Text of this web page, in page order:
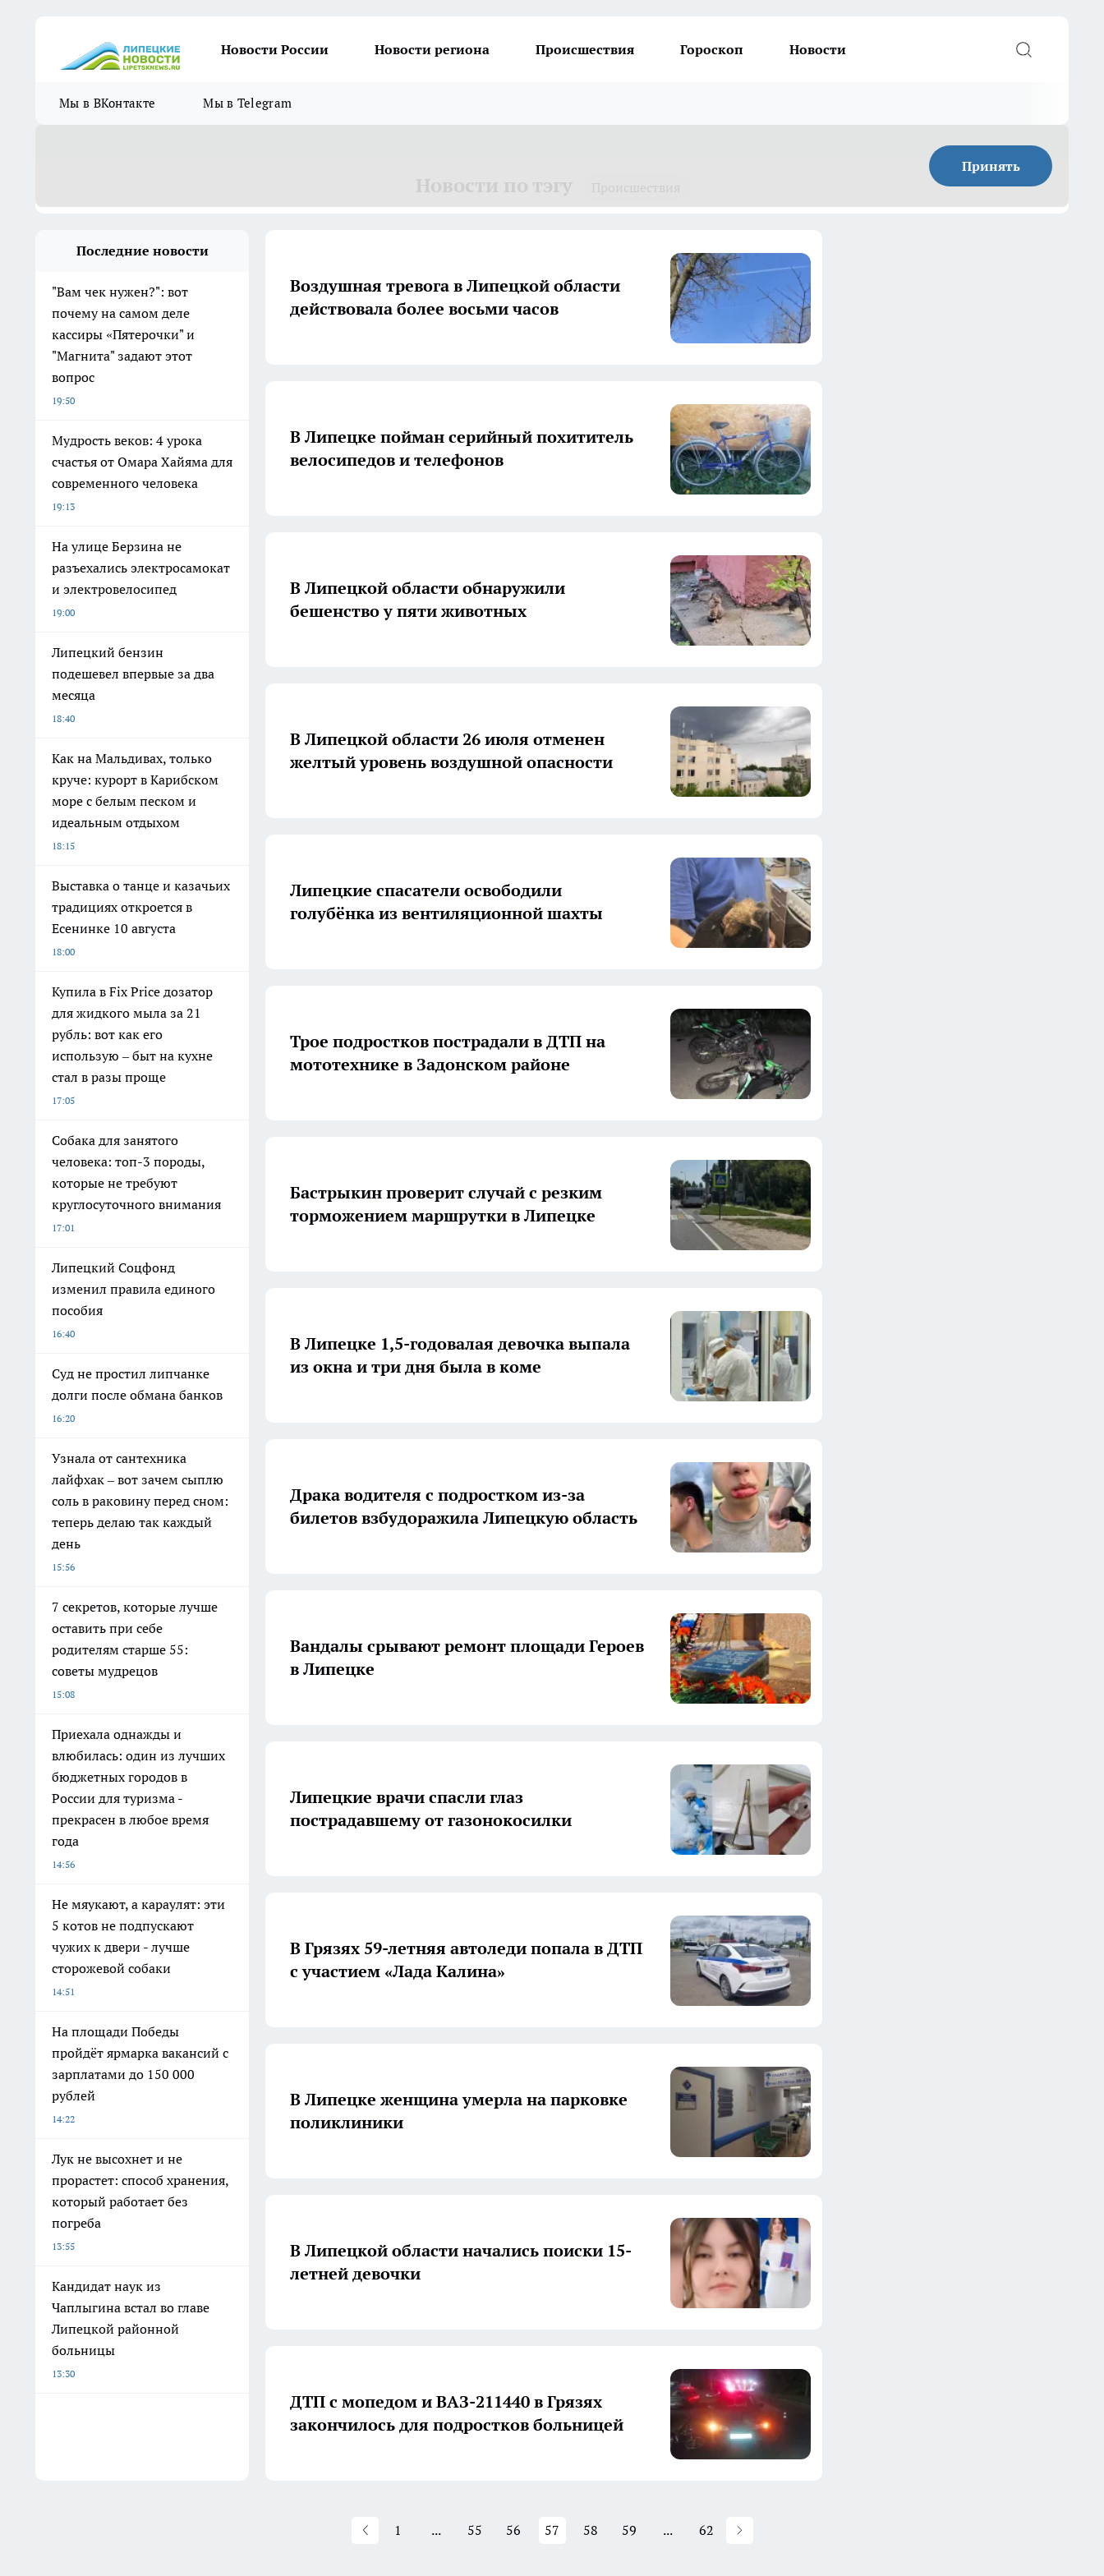
Новости России Новости региона Происшествия Гороскоп Новости
Мы в ВКонтакте Мы в Telegram
Принять
Последние новости
"Вам чек нужен?": вот
почему на самом деле
кассиры «Пятерочки" и
"Магнита" задают этот
вопрос
19:50
Мудрость веков: 4 урока
счастья от Омара Хайяма для
современного человека
19:13
На улице Берзина не
разъехались электросамокат
и электровелосипед
19:00
Липецкий бензин
подешевел впервые за два
месяца
18:40
Как на Мальдивах, только
круче: курорт в Карибском
море с белым песком и
идеальным отдыхом
18:15
Выставка о танце и казачьих
традициях откроется в
Есенинке 10 августа
18:00
Купила в Fix Price дозатор
для жидкого мыла за 21
рубль: вот как его
использую – быт на кухне
стал в разы проще
17:05
Собака для занятого
человека: топ-3 породы,
которые не требуют
круглосуточного внимания
17:01
Липецкий Соцфонд
изменил правила единого
пособия
16:40
Суд не простил липчанке
долги после обмана банков
16:20
Узнала от сантехника
лайфхак – вот зачем сыплю
соль в раковину перед сном:
теперь делаю так каждый
день
15:56
7 секретов, которые лучше
оставить при себе
родителям старше 55:
советы мудрецов
15:08
Приехала однажды и
влюбилась: один из лучших
бюджетных городов в
России для туризма -
прекрасен в любое время
года
14:56
Не мяукают, а караулят: эти
5 котов не подпускают
чужих к двери - лучше
сторожевой собаки
14:51
На площади Победы
пройдёт ярмарка вакансий с
зарплатами до 150 000
рублей
14:22
Лук не высохнет и не
прорастет: способ хранения,
который работает без
погреба
13:55
Кандидат наук из
Чаплыгина встал во главе
Липецкой районной
больницы
13:30
Воздушная тревога в Липецкой области
действовала более восьми часов
В Липецке пойман серийный похититель
велосипедов и телефонов
В Липецкой области обнаружили
бешенство у пяти животных
В Липецкой области 26 июля отменен
желтый уровень воздушной опасности
Липецкие спасатели освободили
голубёнка из вентиляционной шахты
Трое подростков пострадали в ДТП на
мототехнике в Задонском районе
Бастрыкин проверит случай с резким
торможением маршрутки в Липецке
В Липецке 1,5-годовалая девочка выпала
из окна и три дня была в коме
Драка водителя с подростком из-за
билетов взбудоражила Липецкую область
Вандалы срывают ремонт площади Героев
в Липецке
Липецкие врачи спасли глаз
пострадавшему от газонокосилки
В Грязях 59-летняя автоледи попала в ДТП
с участием «Лада Калина»
В Липецке женщина умерла на парковке
поликлиники
В Липецкой области начались поиски 15-
летней девочки
ДТП с мопедом и ВАЗ-211440 в Грязях
закончилось для подростков больницей
1 ... 55 56 57 58 59 ... 62